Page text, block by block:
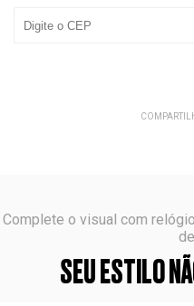
Complete o visual com
SEU ESTILO